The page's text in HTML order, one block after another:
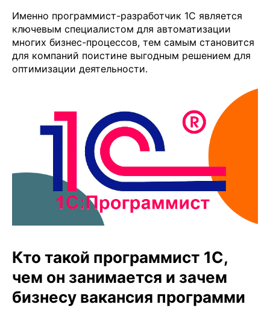
Именно программист-разработчик 1С является
ключевым специалистом для автоматизации
многих бизнес-процессов, тем самым становится
для компаний поистине выгодным решением для
оптимизации деятельности.
Кто такой программист 1С,
чем он занимается и зачем
бизнесу вакансия программи